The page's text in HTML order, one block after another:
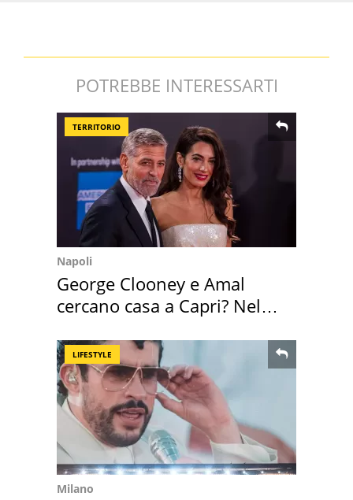
POTREBBE INTERESSARTI
TERRITORIO
Napoli
George Clooney e Amal
cercano casa a Capri? Nel
LIFESTYLE
Milano